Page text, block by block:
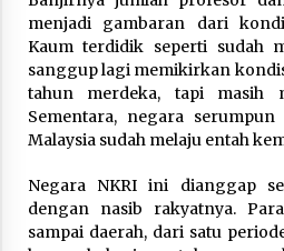
menjadi gambaran dari
Kaum terdidik seperti sudah
sanggup lagi memikirkan
tahun merdeka, tapi masih
Sementara, negara
Malaysia sudah melaju entah
Negara NKRI ini dianggap
dengan nasib rakyatnya.
sampai daerah, dari satu